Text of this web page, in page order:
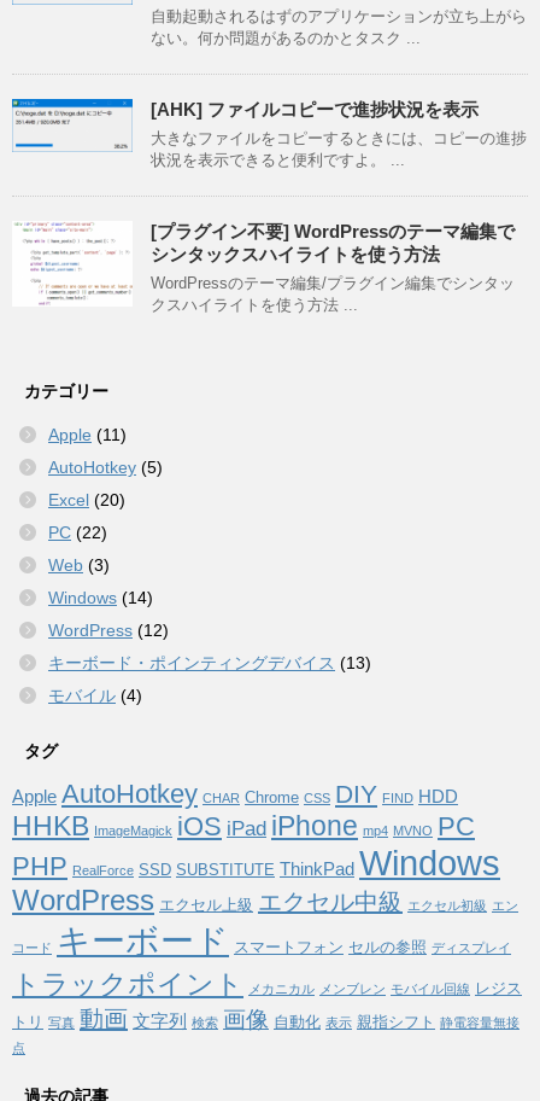
自動起動されるはずのアプリケーションが立ち上がら
ない。何か問題があるのかとタスク ...
[AHK] ファイルコピーで進捗状況を表示
大きなファイルをコピーするときには、コピーの進捗
状況を表示できると便利ですよ。 ...
[プラグイン不要] WordPressのテーマ編集で
シンタックスハイライトを使う方法
WordPressのテーマ編集/プラグイン編集でシンタッ
クスハイライトを使う方法 ...
カテゴリー
Apple (11)
AutoHotkey (5)
Excel (20)
PC (22)
Web (3)
Windows (14)
WordPress (12)
キーボード・ポインティングデバイス (13)
モバイル (4)
タグ
Apple AutoHotkey CHAR Chrome CSS DIY FIND HDD
HHKB ImageMagick iOS iPad iPhone mp4 MVNO PC
PHP RealForce SSD SUBSTITUTE ThinkPad Windows
WordPress エクセル上級 エクセル中級 エクセル初級 エン
コード キーボード スマートフォン セルの参照 ディスプレイ
トラックポイント メカニカル メンブレン モバイル回線 レジス
トリ 写真 動画 文字列 検索 画像 自動化 表示 親指シフト 静電容量無接
点
過去の記事